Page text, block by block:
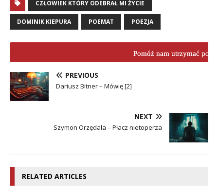
CZŁOWIEK KTÓRY ODEBRAŁ MI ŻYCIE
DOMINIK KIEPURA POEMAT POEZJA
Pomóż nam utrzymać
PREVIOUS
Dariusz Bitner – Mówię [2]
NEXT
Szymon Orzędała – Płacz nietoperza
RELATED ARTICLES